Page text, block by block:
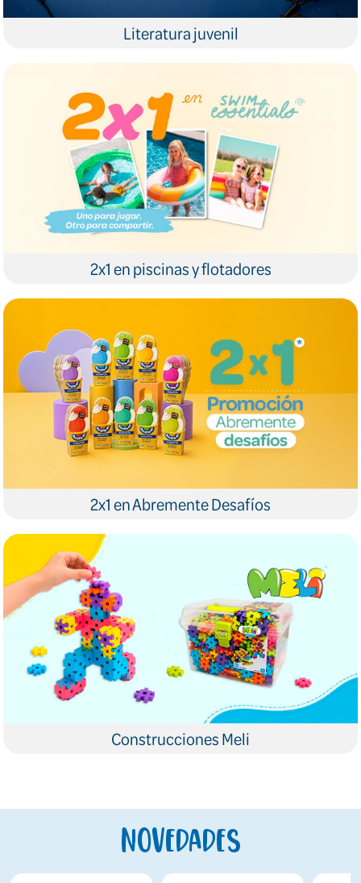
Literatura juvenil
2x1 en piscinas y flotadores
2x1 en Abremente Desafíos
Construcciones Meli
Novedades